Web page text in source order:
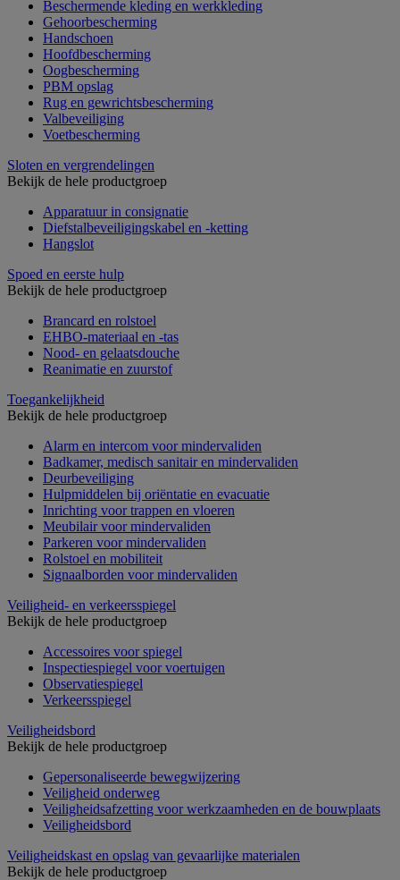
Beschermende kleding en werkkleding
Gehoorbescherming
Handschoen
Hoofdbescherming
Oogbescherming
PBM opslag
Rug en gewrichtsbescherming
Valbeveiliging
Voetbescherming
Sloten en vergrendelingen
Bekijk de hele productgroep
Apparatuur in consignatie
Diefstalbeveiligingskabel en -ketting
Hangslot
Spoed en eerste hulp
Bekijk de hele productgroep
Brancard en rolstoel
EHBO-materiaal en -tas
Nood- en gelaatsdouche
Reanimatie en zuurstof
Toegankelijkheid
Bekijk de hele productgroep
Alarm en intercom voor mindervaliden
Badkamer, medisch sanitair en mindervaliden
Deurbeveiliging
Hulpmiddelen bij oriëntatie en evacuatie
Inrichting voor trappen en vloeren
Meubilair voor mindervaliden
Parkeren voor mindervaliden
Rolstoel en mobiliteit
Signaalborden voor mindervaliden
Veiligheid- en verkeersspiegel
Bekijk de hele productgroep
Accessoires voor spiegel
Inspectiespiegel voor voertuigen
Observatiespiegel
Verkeersspiegel
Veiligheidsbord
Bekijk de hele productgroep
Gepersonaliseerde bewegwijzering
Veiligheid onderweg
Veiligheidsafzetting voor werkzaamheden en de bouwplaats
Veiligheidsbord
Veiligheidskast en opslag van gevaarlijke materialen
Bekijk de hele productgroep